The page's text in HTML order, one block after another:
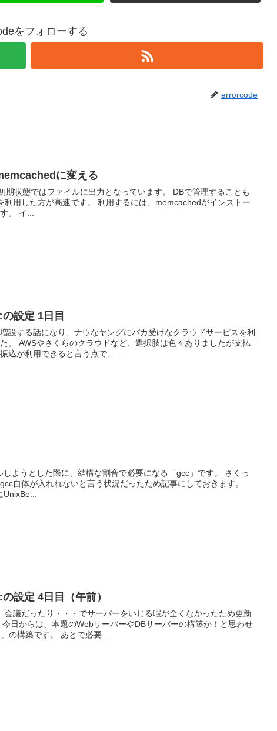
をフォローする
errorcode
に変える
期状態ではファイルに出力となっています。 DBで管理することも
。 利用するには、memcachedがインストー
。 イ...
設定 1日目
設する話になり、ナウなヤングにバカ受けなクラウドサービスを利
ましたが支払
込が利用できると言う点で、...
うとした際に、結構な割合で必要になる「gcc」です。 さくっ
自体が入れれないと言う状況だったため記事にしておきます。
設定 4日目（午前）
会議だったり・・・でサーバーをいじる暇が全くなかったため更新
ておいての「DNSサーバー」の構築です。 あとで必要...